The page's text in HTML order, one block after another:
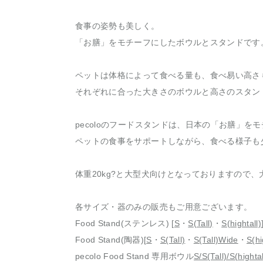
食事の姿勢も美しく。
「お膳」をモチーフにしたボウルとスタンドです
ペットは体格によって食べる量も、食べ易い高さ
それぞれに合った大きさのボウルと高さのスタ
pecoloのフードスタンドは、日本の「お膳」をモ
ペットの食事をサポートしながら、食べる様子
体重20kg?と大型犬向けとなっておりますので、
各サイズ・器のみの販売もご用意ございます。
Food Stand(ステンレス) [S ・ S(Tall) ・ S(hightall)]
Food Stand(陶器)[S ・ S(Tall) ・ S(Tall)Wide ・
pecolo Food Stand 専用ボウルS/S(Tall)/